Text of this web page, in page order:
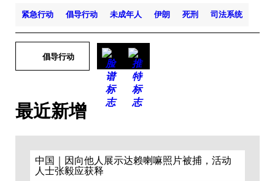
紧急行动 倡导行动 未成年人 伊朗 死刑 司法系统
倡导行动
最近新增
中国｜因向他人展示达赖喇嘛照片被捕，活动
人士张毅应获释